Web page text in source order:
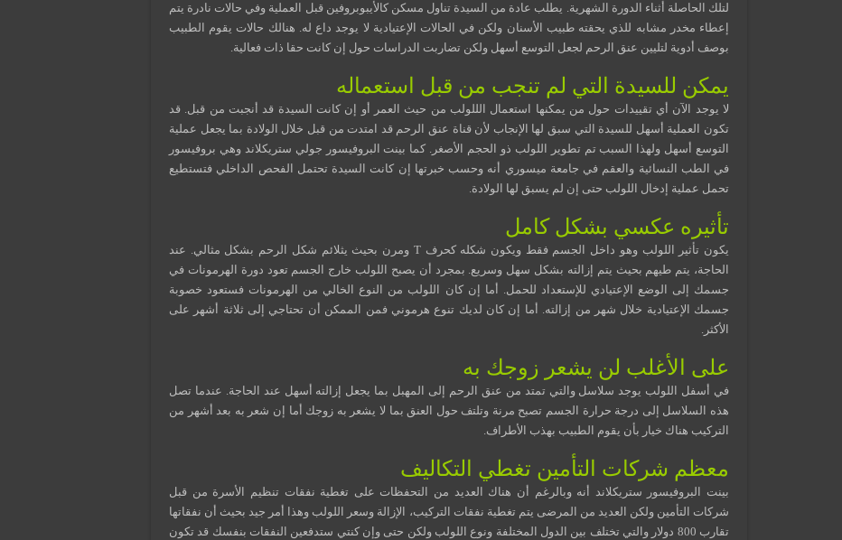
لتلك الحاصلة أثناء الدورة الشهرية. يطلب عادة من السيدة تناول مسكن كالأيبوبروفين قبل العملية وفي حالات نادرة يتم
إعطاء مخدر مشابه للذي يحقته طبيب الأسنان ولكن في الحالات الإعتيادية لا يوجد داع له. هنالك حالات يقوم الطبيب
بوصف أدوية لتليين عنق الرحم لجعل التوسع أسهل ولكن تضاربت الدراسات حول إن كانت حقا ذات فعالية.
يمكن للسيدة التي لم تنجب من قبل استعماله
لا يوجد الآن أي تقييدات حول من يمكنها استعمال الللولب من حيث العمر أو إن كانت السيدة قد أنجبت من قبل. قد
تكون العملية أسهل للسيدة التي سبق لها الإنجاب لأن قناة عنق الرحم قد امتدت من قبل خلال الولادة بما يجعل عملية
التوسع أسهل ولهذا السبب تم تطوير اللولب ذو الحجم الأصغر. كما بينت البروفيسور جولي ستريكلاند وهي بروفيسور
في الطب النسائية والعقم في جامعة ميسوري أنه وحسب خبرتها إن كانت السيدة تحتمل الفحص الداخلي فتستطيع
تحمل عملية إدخال اللولب حتى إن لم يسبق لها الولادة.
تأثيره عكسي بشكل كامل
يكون تأثير اللولب وهو داخل الجسم فقط ويكون شكله كحرف T ومرن بحيث يثلائم شكل الرحم بشكل مثالي. عند
الحاجة، يتم طيهم بحيث يتم إزالته بشكل سهل وسريع. بمجرد أن يصبح اللولب خارج الجسم تعود دورة الهرمونات في
جسمك إلى الوضع الإعتيادي للإستعداد للحمل. أما إن كان اللولب من النوع الخالي من الهرمونات فستعود خصوبة
جسمك الإعتيادية خلال شهر من إزالته. أما إن كان لديك تنوع هرموني فمن الممكن أن تحتاجي إلى ثلاثة أشهر على
الأكثر.
على الأغلب لن يشعر زوجك به
في أسفل اللولب يوجد سلاسل والتي تمتد من عنق الرحم إلى المهبل بما يجعل إزالته أسهل عند الحاجة. عندما تصل
هذه السلاسل إلى درجة حرارة الجسم تصبح مرنة وتلتف حول العنق بما لا يشعر به زوجك أما إن شعر به بعد أشهر من
التركيب هناك خيار بأن يقوم الطبيب بهذب الأطراف.
معظم شركات التأمين تغطي التكاليف
بينت البروفيسور ستريكلاند أنه وبالرغم أن هناك العديد من التحفظات على تغطية نفقات تنظيم الأسرة من قبل
شركات التأمين ولكن العديد من المرضى يتم تغطية نفقات التركيب، الإزالة وسعر اللولب وهذا أمر جيد بحيث أن نفقاتها
تقارب 800 دولار والتي تختلف بين الدول المختلفة ونوع اللولب ولكن حتى وإن كنتي ستدفعين النفقات بنفسك قد تكون